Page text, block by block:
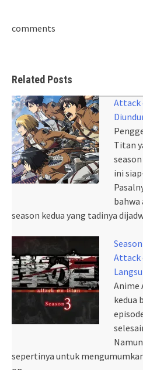
comments
Related Posts
Attack
Titan
ini
season kedua yang tadinya
Attack
Anime
kedua
sepertinya untuk